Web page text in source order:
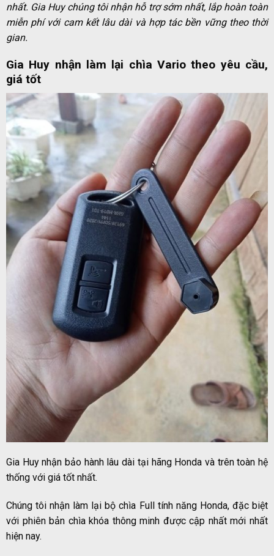
nhất. Gia Huy chúng tôi nhận hỗ trợ sớm nhất, lắp hoàn toàn
miễn phí với cam kết lâu dài và hợp tác bền vững theo thời
gian.
Gia Huy nhận làm lại chìa Vario theo yêu cầu,
giá tốt
Gia Huynhận bảo hành lâu dài tại hãng Honda và trên toàn hệ
thống với giá tốt nhất.
Chúng tôi nhận làm lại bộ chìa Full tính năng Honda, đặc biệt
với phiên bản chìa khóa thông minh được cập nhất mới nhất
hiện nay.